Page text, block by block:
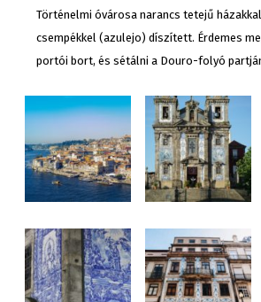
Történelmi óvárosa narancs tetejű
csempékkel (azulejo) díszített. Érdemes
portói bort, és sétálni a Douro-folyó